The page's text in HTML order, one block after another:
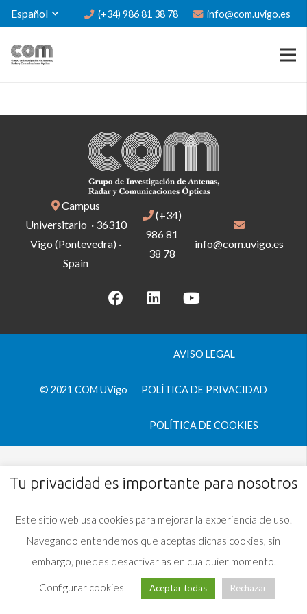
Español (+34) 986 81 38 78 info@com.uvigo.es
Campus
Universitario · 36310
Vigo (Pontevedra) ·
Spain
(+34)
986 81
38 78
info@com.uvigo.es
© 2021 COM UVigo
AVISO LEGAL
POLÍTICA DE PRIVACIDAD
POLÍTICA DE COOKIES
Tu privacidad es importante para nosotros
Este sitio web usa cookies para mejorar la experiencia de uso.
Navegando entendemos que aceptas dichas cookies, sin
embargo, puedes desactivarlas en cualquier momento.
Configurar cookies Aceptar todas Rechazar